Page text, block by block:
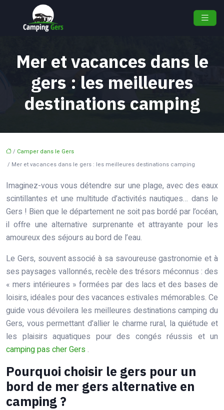
Mer et vacances dans le
gers : les meilleures
destinations camping
/ Camper dans le Gers
/ Mer et vacances dans le gers : les meilleures destinations camping
Imaginez-vous vous détendre sur une plage, avec des eaux
scintillantes et une multitude d’activités nautiques… dans le
Gers ! Bien que le département ne soit pas bordé par l’océan,
il offre une alternative surprenante et attrayante pour les
amoureux des séjours au bord de l’eau.
Le Gers, souvent associé à sa savoureuse gastronomie et à
ses paysages vallonnés, recèle des trésors méconnus : des
« mers intérieures » formées par des lacs et des bases de
loisirs, idéales pour des vacances estivales mémorables. Ce
guide vous dévoilera les meilleures destinations camping du
Gers, vous permettant d’allier le charme rural, la quiétude et
les plaisirs aquatiques pour des congés réussis et un
camping pas cher Gers .
Pourquoi choisir le gers pour un
bord de mer gers alternative en
camping ?